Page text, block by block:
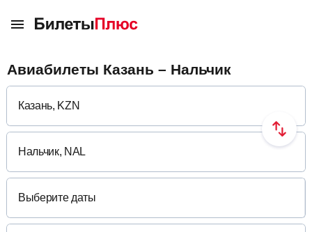
Авиабилеты Казань – Нальчик
Выберите даты